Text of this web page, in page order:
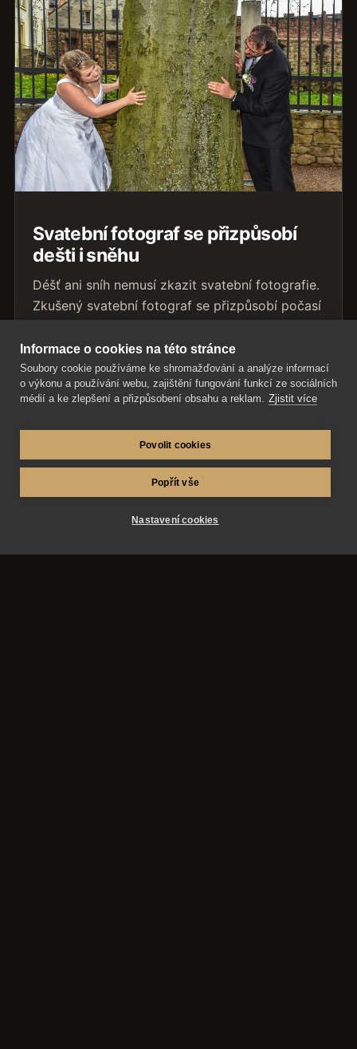
Svatební fotograf se přizpůsobí
dešti i sněhu
Déšť ani sníh nemusí zkazit svatební fotografie.
Zkušený svatební fotograf se přizpůsobí počasí
Přečíst článek
AZ-fotosluzby.eu – fotograf Matěj Škraňka a
Informace o cookies na této stránce
Soubory cookie používáme ke shromažďování a analýze informací
o výkonu a používání webu, zajištění fungování funkcí ze sociálních
médií a ke zlepšení a přizpůsobení obsahu a reklam. Zjistit více
Povolit cookies
Popřít vše
Nastavení cookies